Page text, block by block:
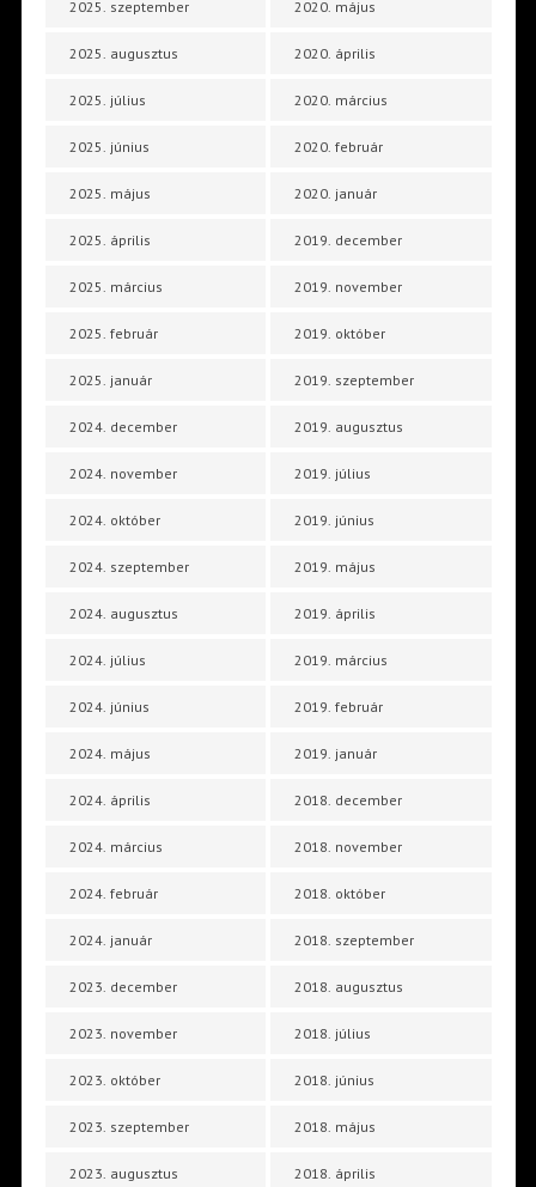
2025. szeptember
2025. augusztus
2025. július
2025. június
2025. május
2025. április
2025. március
2025. február
2025. január
2024. december
2024. november
2024. október
2024. szeptember
2024. augusztus
2024. július
2024. június
2024. május
2024. április
2024. március
2024. február
2024. január
2023. december
2023. november
2023. október
2023. szeptember
2023. augusztus
2020. május
2020. április
2020. március
2020. február
2020. január
2019. december
2019. november
2019. október
2019. szeptember
2019. augusztus
2019. július
2019. június
2019. május
2019. április
2019. március
2019. február
2019. január
2018. december
2018. november
2018. október
2018. szeptember
2018. augusztus
2018. július
2018. június
2018. május
2018. április